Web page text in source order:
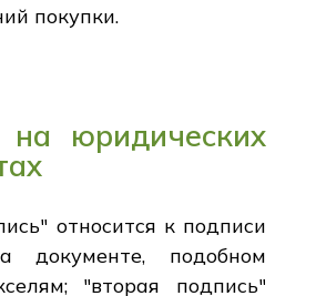
покупки.
на юридических
относится к подписи
документе, подобном
"вторая подпись"